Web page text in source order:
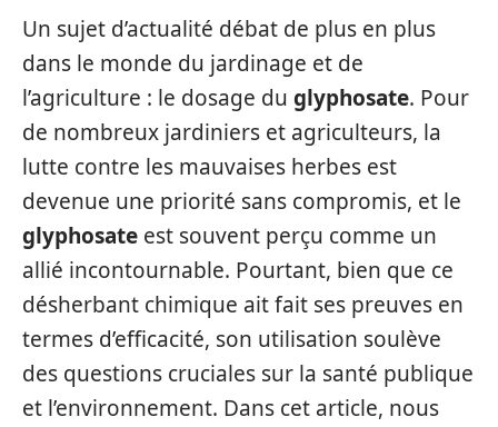
Un sujet d’actualité débat de plus en plus
dans le monde du jardinage et de
l’agriculture : le dosage du glyphosate. Pour
de nombreux jardiniers et agriculteurs, la
lutte contre les mauvaises herbes est
devenue une priorité sans compromis, et le
glyphosate est souvent perçu comme un
allié incontournable. Pourtant, bien que ce
désherbant chimique ait fait ses preuves en
termes d’efficacité, son utilisation soulève
des questions cruciales sur la santé publique
et l’environnement. Dans cet article, nous